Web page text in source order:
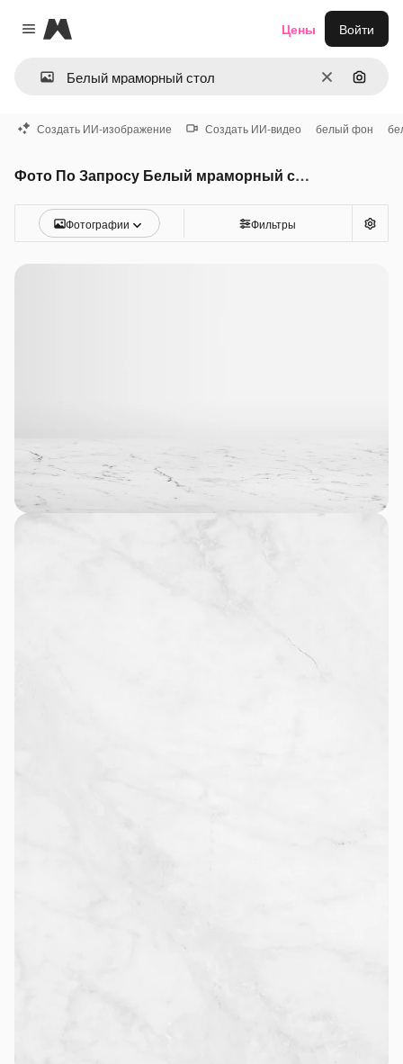
Close menu
Magnific
ОчиститьПоиск
Цены Войти
Создать ИИ-изображение Создать ИИ-видео белый фон
Фото По Запросу Белый мраморный стол
Фотографии Фильтры